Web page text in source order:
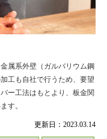
更新日：2023.03.14
属系外壁（ガルバリウム鋼
工も自社で行うため、要望
ー工法はもとより、板金関
す。